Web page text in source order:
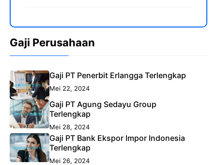
Gaji Perusahaan
Gaji PT Penerbit Erlangga Terlengkap
Mei 22, 2024
Gaji PT Agung Sedayu Group
Terlengkap
Mei 28, 2024
Gaji PT Bank Ekspor Impor Indonesia
Terlengkap
Mei 26, 2024